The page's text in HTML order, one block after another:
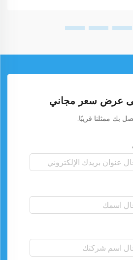
عرض سعر مجاني
بك ممثلنا قريبًا.